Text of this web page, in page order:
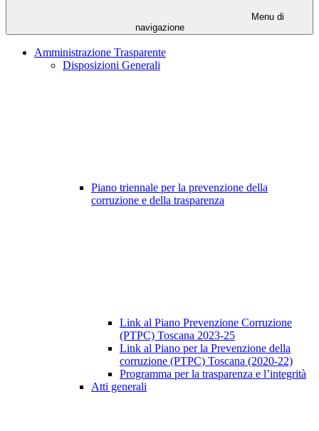
Menu di
navigazione
Amministrazione Trasparente
Disposizioni Generali
Piano triennale per la prevenzione della
corruzione e della trasparenza
Link al Piano Prevenzione Corruzione
(PTPC) Toscana 2023-25
Link al Piano per la Prevenzione della
corruzione (PTPC) Toscana (2020-22)
Programma per la trasparenza e l’integrità
Atti generali